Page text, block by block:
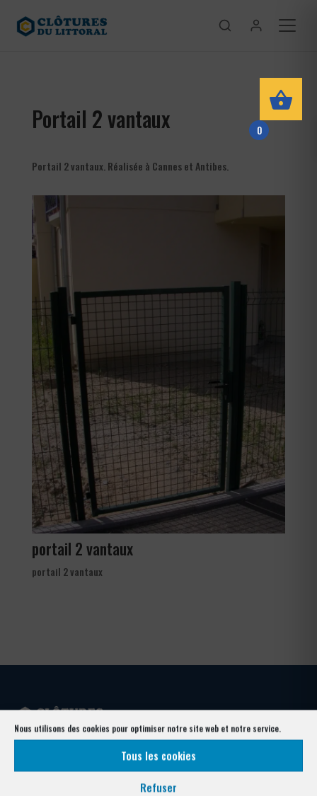
Nous utilisons des cookies pour optimiser notre site web et notre service.
Tous les cookies
Refuser
Portail 2 vantaux
Portail 2 vantaux. Réalisée à Cannes et Antibes.
portail 2 vantaux
portail 2 vantaux
Votre expert clôture depuis plus de 40 ans. Conception, fabrication et
pose pour collectivités, entreprises, copropriétés et particuliers —
Alpes-Maritimes & Var.
0